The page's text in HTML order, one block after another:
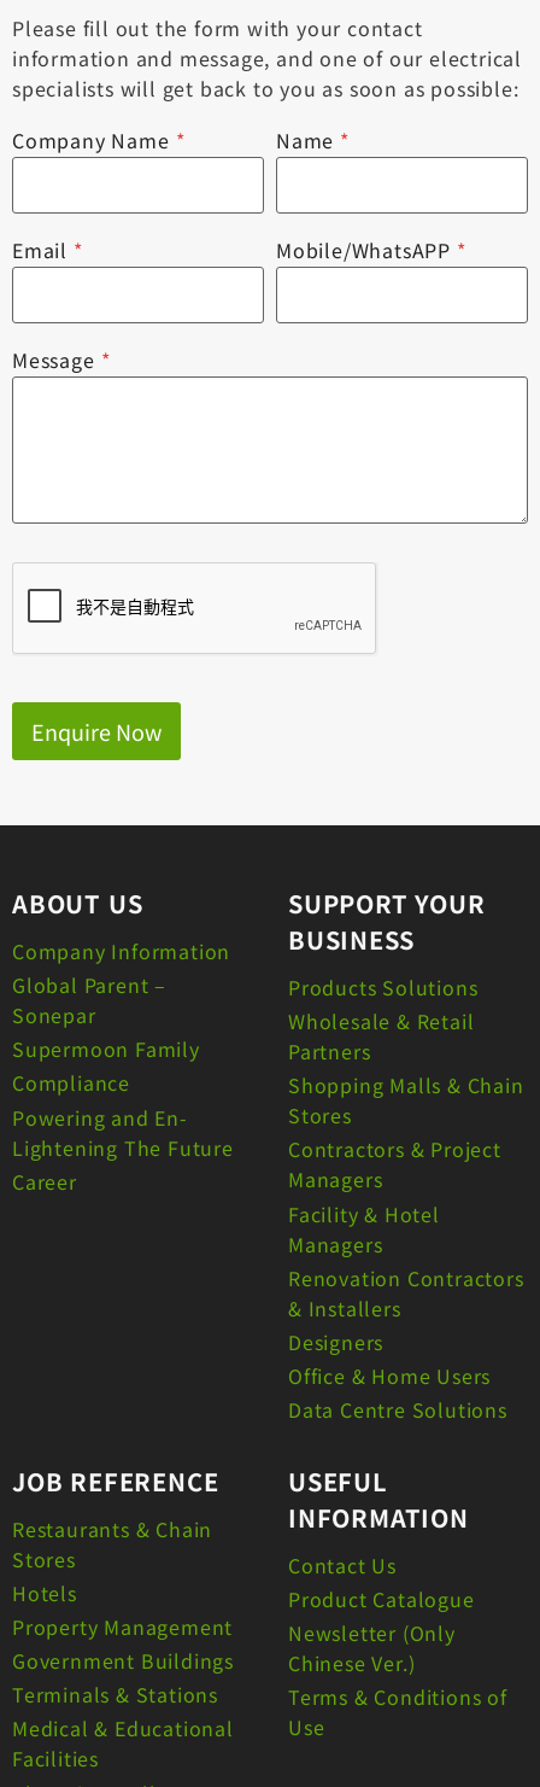
Please fill out the form with your contact
information and message, and one of our electrical
specialists will get back to you as soon as possible:
Company Name * Name *
Email * Mobile/WhatsAPP *
Message *
Enquire Now
ABOUT US
Company Information
Global Parent –
Sonepar
Supermoon Family
Compliance
Powering and En-
Lightening The Future
Career
SUPPORT YOUR
BUSINESS
Products Solutions
Wholesale & Retail
Partners
Shopping Malls & Chain
Stores
Contractors & Project
Managers
Facility & Hotel
Managers
Renovation Contractors
& Installers
Designers
Office & Home Users
Data Centre Solutions
JOB REFERENCE
Restaurants & Chain
Stores
Hotels
Property Management
Government Buildings
Terminals & Stations
Medical & Educational
Facilities
USEFUL
INFORMATION
Contact Us
Product Catalogue
Newsletter (Only
Chinese Ver.)
Terms & Conditions of
Use